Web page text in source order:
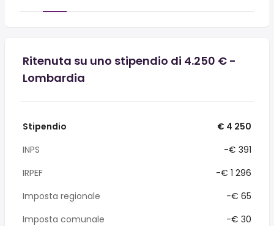
Ritenuta su uno stipendio di 4.250 € -
Lombardia
Stipendio
€ 4 250
INPS
-€ 391
IRPEF
-€ 1 296
Imposta regionale
-€ 65
Imposta comunale
-€ 30